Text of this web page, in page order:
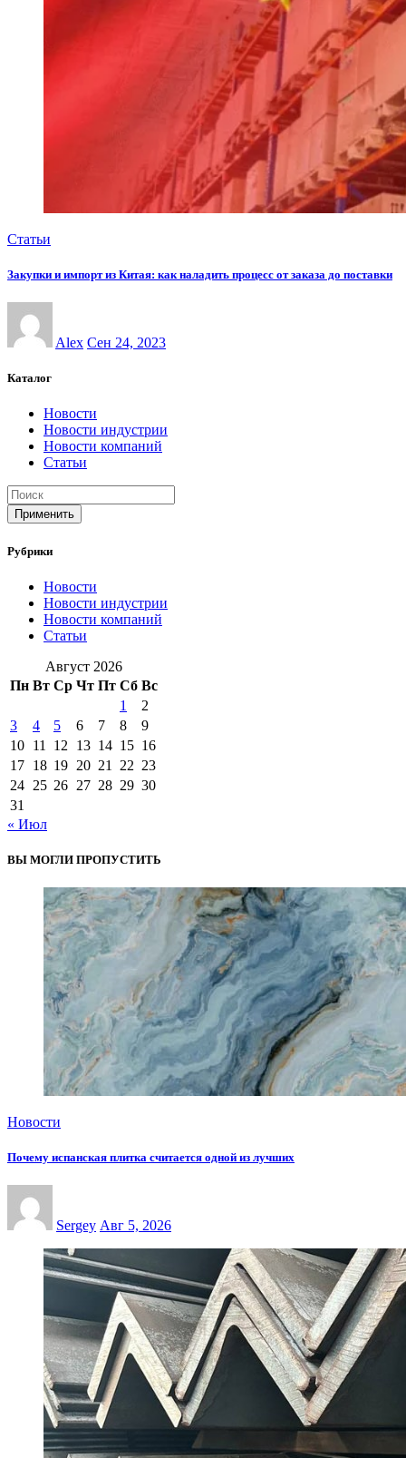
Статьи
Закупки и импорт из Китая: как наладить процесс от заказа до поставки
Alex Сен 24, 2023
Каталог
Новости
Новости индустрии
Новости компаний
Статьи
Применить
Рубрики
Новости
Новости индустрии
Новости компаний
Статьи
Август 2026
Пн Вт Ср Чт Пт Сб Вс
1
2
3
4 5 6 7 8
9
10 11 12 13 14 15 16
17 18 19 20 21 22 23
24 25 26 27 28 29 30
31
« Июл
ВЫ МОГЛИ ПРОПУСТИТЬ
Новости
Почему испанская плитка считается одной из лучших
Sergey Авг 5, 2026